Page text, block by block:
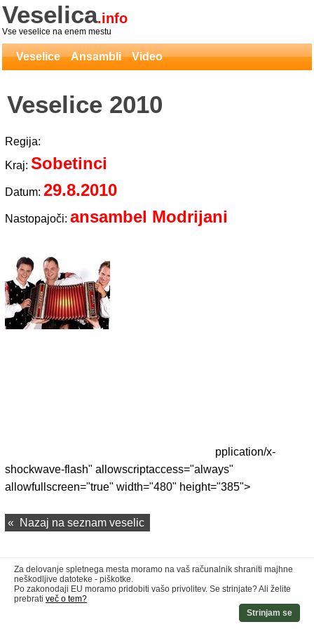
Veselica.info
Vse veselice na enem mestu
Veselice Ansambli Video
Veselice 2010
Regija:
Kraj: Sobetinci
Datum: 29.8.2010
Nastopajoči: ansambel Modrijani
pplication/x-
shockwave-flash" allowscriptaccess="always"
allowfullscreen="true" width="480" height="385">
« Nazaj na seznam veselic
Za delovanje spletnega mesta moramo na vaš računalnik shraniti majhne
neškodljive datoteke - piškotke.
Po zakonodaji EU moramo pridobiti vašo privolitev. Se strinjate? Ali želite
prebrati več o tem?
Strinjam se